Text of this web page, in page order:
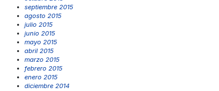
septiembre 2015
agosto 2015
julio 2015
junio 2015
mayo 2015
abril 2015
marzo 2015
febrero 2015
enero 2015
diciembre 2014